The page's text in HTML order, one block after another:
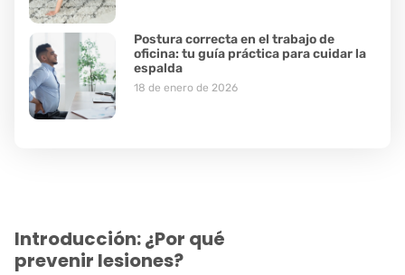
Introducción: ¿Por qué
prevenir lesiones?
Postura correcta en el trabajo de
oficina: tu guía práctica para cuidar la
espalda
18 de enero de 2026